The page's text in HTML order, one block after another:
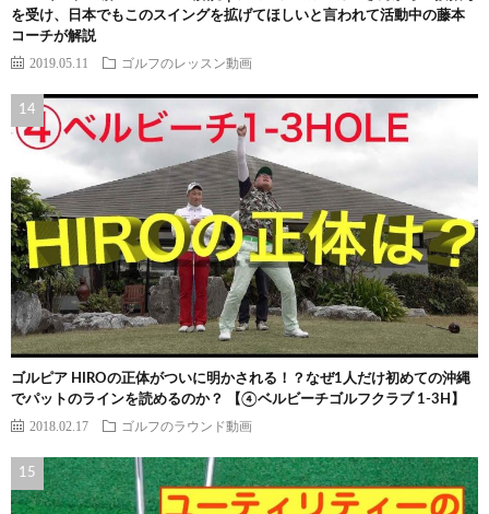
を受け、日本でもこのスイングを拡げてほしいと言われて活動中の藤本
コーチが解説
2019.05.11 ゴルフのレッスン動画
ゴルピア HIROの正体がついに明かされる！？なぜ1人だけ初めての沖縄
でパットのラインを読めるのか？ 【④ベルビーチゴルフクラブ 1-3H】
2018.02.17 ゴルフのラウンド動画